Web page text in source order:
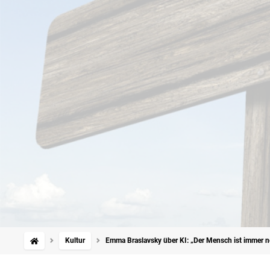
Kultur Emma Braslavsky über KI: „Der Mensch ist immer